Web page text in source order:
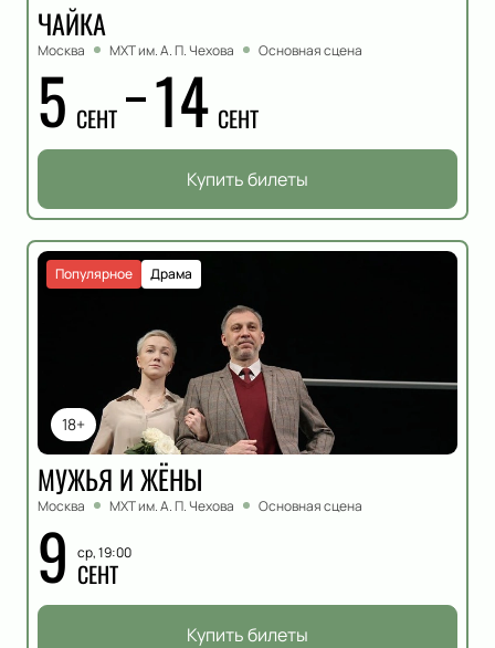
ЧАЙКА
Москва МХТ им. А. П. Чехова Основная сцена
5 СЕНТ 14 СЕНТ
Купить билеты
18+
Драма
Популярное
МУЖЬЯ И ЖЁНЫ
Москва МХТ им. А. П. Чехова Основная сцена
9 ср, 19:00
СЕНТ
Купить билеты